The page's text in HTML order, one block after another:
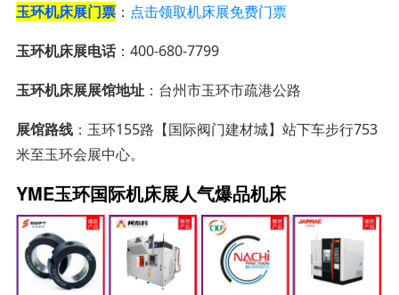
玉环机床展门票： 点击领取机床展免费门票
玉环机床展电话：400-680-7799
玉环机床展展馆地址：台州市玉环市疏港公路
展馆路线：玉环155路【国际阀门建材城】站下车步行753
米至玉环会展中心。
YME玉环国际机床展人气爆品机床